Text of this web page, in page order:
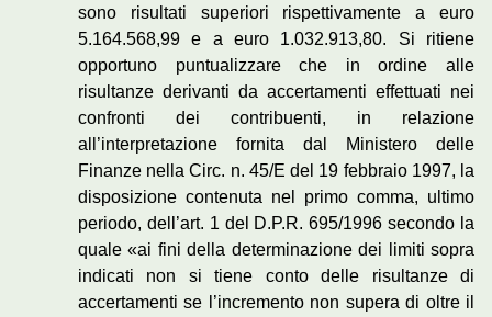
sono risultati superiori rispettivamente a euro
5.164.568,99 e a euro 1.032.913,80. Si ritiene
opportuno puntualizzare che in ordine alle
risultanze derivanti da accertamenti effettuati nei
confronti dei contribuenti, in relazione
all’interpretazione fornita dal Ministero delle
Finanze nella Circ. n. 45/E del 19 febbraio 1997, la
disposizione contenuta nel primo comma, ultimo
periodo, dell’art. 1 del D.P.R. 695/1996 secondo la
quale «ai fini della determinazione dei limiti sopra
indicati non si tiene conto delle risultanze di
accertamenti se l’incremento non supera di oltre il